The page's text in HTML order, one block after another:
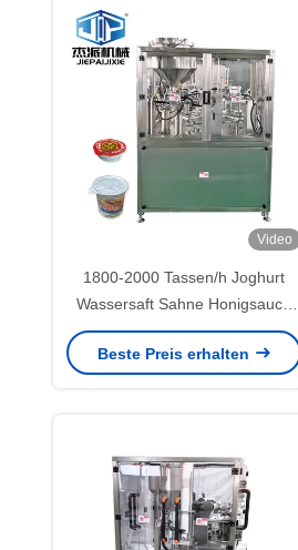
Video
1800-2000 Tassen/h Joghurt
Wassersaft Sahne Honigsauce
Tasse Füllung
Dichtungsmaschine
Beste Preis erhalten